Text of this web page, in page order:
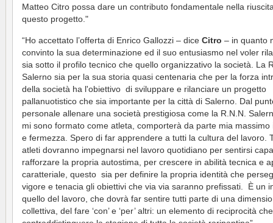
Matteo Citro possa dare un contributo fondamentale nella
questo progetto."
“Ho accettato l’offerta di Enrico Gallozzi – dice Citro – in quanto
convinto la sua determinazione ed il suo entusiasmo nel voler
sia sotto il profilo tecnico che quello organizzativo la società. La
Salerno sia per la sua storia quasi centenaria che per la forza
della società ha l'obiettivo di sviluppare e rilanciare un progetto
pallanuotistico che sia importante per la città di Salerno. Dal
personale allenare una società prestigiosa come la R.N.N.
mi sono formato come atleta, comporterà da parte mia massimo
e fermezza. Spero di far apprendere a tutti la cultura del lavoro.
atleti dovranno impegnarsi nel lavoro quotidiano per sentirsi
rafforzare la propria autostima, per crescere in abilità tecnica e
caratteriale, questo sia per definire la propria identità che
vigore e tenacia gli obiettivi che via via saranno prefissati. È un
quello del lavoro, che dovrà far sentire tutti parte di una
collettiva, del fare ‘con’ e ‘per’ altri: un elemento di reciprocità